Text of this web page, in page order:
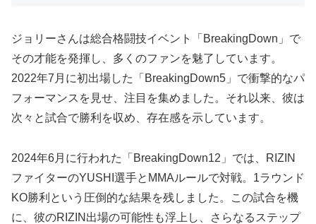
ジョリーさんは総合格闘技イベント「BreakingDown」で
その才能を発揮し、多くのファンを魅了しています。
2022年7月に初出場した「BreakingDown5」で衝撃的なパ
フォーマンスを見せ、注目を集めました。それ以来、彼は
次々と試合で勝利を収め、存在感を示しています。
2024年6月に行われた「BreakingDown12」では、RIZIN
ファイターのYUSHI選手とMMAルールで対戦。1ラウンド
KO勝利という圧倒的な結果を残しました。この試合を機
に、彼のRIZIN出場の可能性も浮上し、さらなるステップ